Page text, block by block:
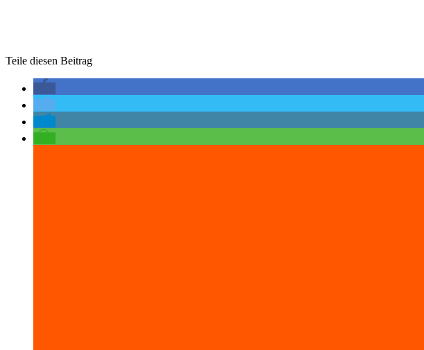
Teile diesen Beitrag